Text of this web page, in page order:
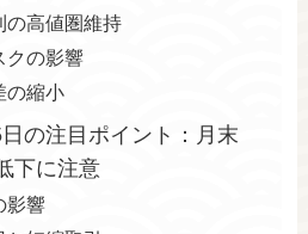
の高値圏維持
クの影響
の縮小
の注目ポイント：月末
下に注意
影響